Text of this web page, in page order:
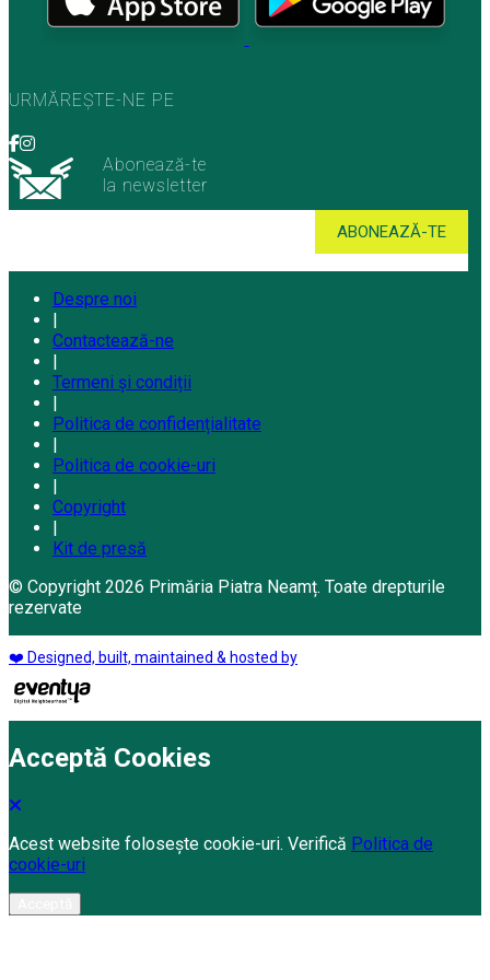
URMĂREȘTE-NE PE
Abonează-te
la newsletter
Despre noi
Contactează-ne
Termeni și condiții
Politica de confidențialitate
Politica de cookie-uri
Copyright
Kit de presă
© Copyright 2026 Primăria Piatra Neamț. Toate drepturile
rezervate
❤️ Designed, built, maintained & hosted by
Acceptă Cookies
Acest website folosește cookie-uri. Verifică Politica de
cookie-uri